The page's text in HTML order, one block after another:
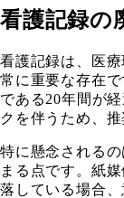
看護記録の
看護記録は、医
常に重要な存在
である20年間が
クを伴うため、推
特に懸念される
まる点です。紙
落している場合